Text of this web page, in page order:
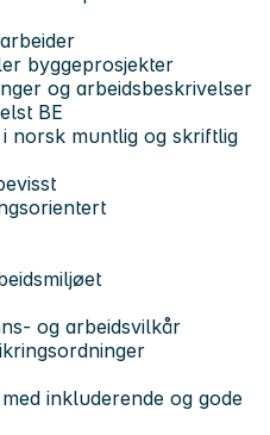
byggeprosjekter
og arbeidsbeskrivelser
BE
norsk muntlig og skriftlig
og arbeidsvilkår
inkluderende og gode